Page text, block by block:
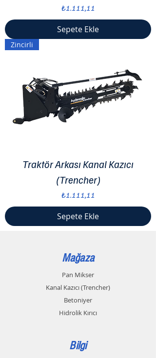
Fiyat
₺1.111,11
Sepete Ekle
Zincirli
Traktör Arkası Kanal Kazıcı
(Trencher)
Fiyat
₺1.111,11
Sepete Ekle
Mağaza
Pan Mikser
Kanal Kazıcı (Trencher)
Betoniyer
Hidrolik Kırıcı
Bilgi